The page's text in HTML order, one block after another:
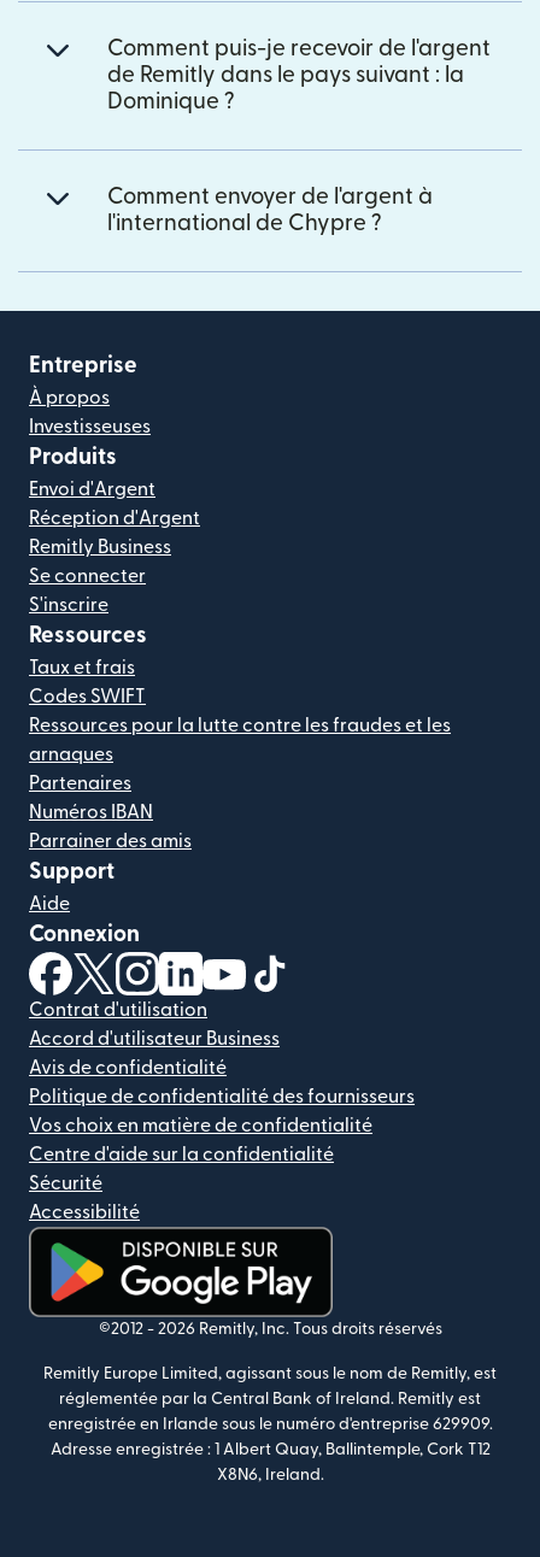
Comment puis-je recevoir de l'argent
de Remitly dans le pays suivant : la
Dominique ?
Comment envoyer de l'argent à
l'international de Chypre ?
Entreprise
À propos
Investisseuses
Produits
Envoi d'Argent
Réception d'Argent
Remitly Business
Se connecter
S'inscrire
Ressources
Taux et frais
Codes SWIFT
Ressources pour la lutte contre les fraudes et les
arnaques
Partenaires
Numéros IBAN
Parrainer des amis
Support
Aide
Connexion
(s'ouvre dans une nouvelle fenêtre)
(s'ouvre dans une nouvelle fenêtre)
(s'ouvre dans une nouvelle fenêtre)
(s'ouvre dans une nouvelle fenêtre)
(s'ouvre dans une nouvelle
Contrat d'utilisation
Accord d'utilisateur Business
Avis de confidentialité
Politique de confidentialité des fournisseurs
Vos choix en matière de confidentialité
Centre d'aide sur la confidentialité
Sécurité
Accessibilité
(s'ouvre dans une nouvelle fenêtre)
©2012 - 2026 Remitly, Inc. Tous droits réservés
Remitly Europe Limited, agissant sous le nom de Remitly, est
réglementée par la Central Bank of Ireland. Remitly est
enregistrée en Irlande sous le numéro d'entreprise 629909.
Adresse enregistrée : 1 Albert Quay, Ballintemple, Cork T12
X8N6, Ireland.